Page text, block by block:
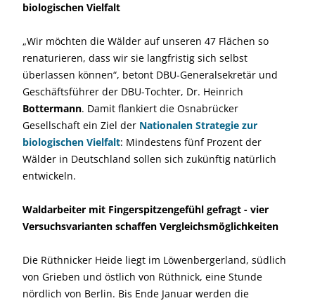
biologischen Vielfalt
„Wir möchten die Wälder auf unseren 47 Flächen so
renaturieren, dass wir sie langfristig sich selbst
überlassen können“, betont DBU-Generalsekretär und
Geschäftsführer der DBU-Tochter, Dr. Heinrich
Bottermann. Damit flankiert die Osnabrücker
Gesellschaft ein Ziel der Nationalen Strategie zur
biologischen Vielfalt: Mindestens fünf Prozent der
Wälder in Deutschland sollen sich zukünftig natürlich
entwickeln.
Waldarbeiter mit Fingerspitzengefühl gefragt - vier
Versuchsvarianten schaffen Vergleichsmöglichkeiten
Die Rüthnicker Heide liegt im Löwenbergerland, südlich
von Grieben und östlich von Rüthnick, eine Stunde
nördlich von Berlin. Bis Ende Januar werden die